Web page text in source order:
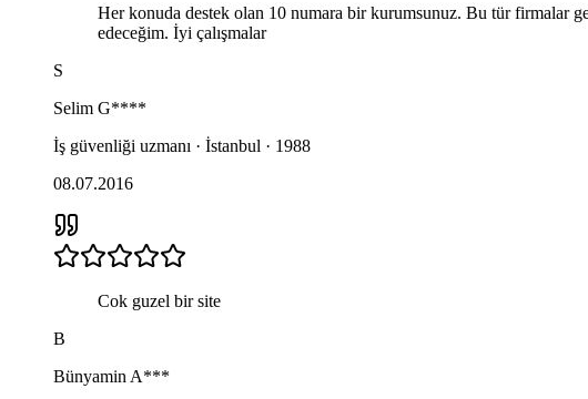
Her konuda destek olan 10 numara bir kurumsunuz. Bu tür firmalar
edeceğim. İyi çalışmalar
S
Selim G****
İş güvenliği uzmanı · İstanbul · 1988
08.07.2016
Cok guzel bir site
B
Bünyamin A***